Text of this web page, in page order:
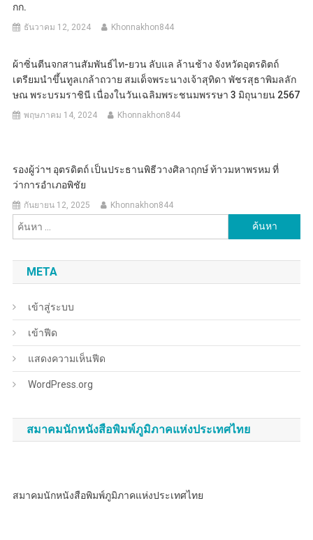
กก.
ธันวาคม 12, 2024 Khonnakhon844
ผ้าซิ่นตีนจกสานสัมพันธ์ไท-ยวน ลับแล ล้านช้าง จังหวัดอุตรดิตถ์
เตรียมนำขึ้นทูลเกล้าถวาย สมเด็จพระนางเจ้าสุทิดา พัชรสุธาพิมลลัก
ษณ พระบรมราชินี เนื่องในวันเฉลิมพระชนมพรรษา 3 มิถุนายน 2567
พฤษภาคม 14, 2024 Khonnakhon844
รองผู้ว่าฯ อุตรดิตถ์ เป็นประธานพิธีวางศิลาฤกษ์ ท้าวมหาพรหม ที่
ว่าการอำเภอพิชัย
กันยายน 12, 2025 Khonnakhon844
สำหรับ:
META
เข้าสู่ระบบ
เข้าฟีด
แสดงความเห็นฟีด
WordPress.org
สมาคมนักหนังสือพิมพ์ภูมิภาคแห่งประเทศไทย
สมาคมนักหนังสือพิมพ์ภูมิภาคแห่งประเทศไทย